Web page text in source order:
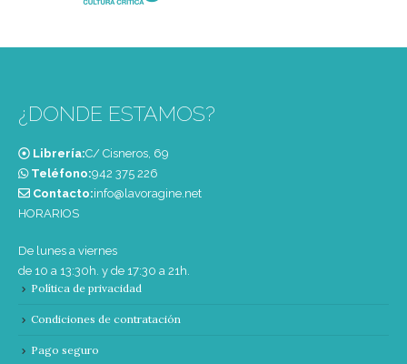
¿DONDE ESTAMOS?
Librería:C/ Cisneros, 69
Teléfono:‭942 375 226‬
Contacto:info@lavoragine.net
HORARIOS
De lunes a viernes
de 10 a 13:30h. y de 17:30 a 21h.
Política de privacidad
Condiciones de contratación
Pago seguro